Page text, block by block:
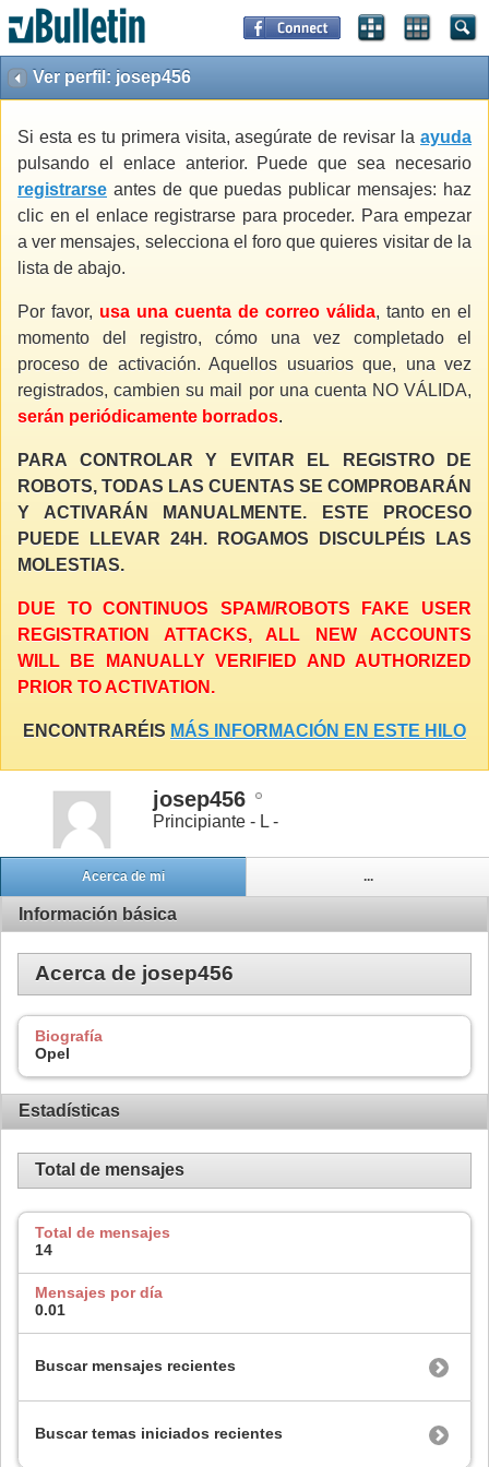
Ver perfil: josep456
Si esta es tu primera visita, asegúrate de revisar la ayuda
pulsando el enlace anterior. Puede que sea necesario
registrarse antes de que puedas publicar mensajes: haz
clic en el enlace registrarse para proceder. Para empezar
a ver mensajes, selecciona el foro que quieres visitar de la
lista de abajo.
Por favor, usa una cuenta de correo válida, tanto en el
momento del registro, cómo una vez completado el
proceso de activación. Aquellos usuarios que, una vez
registrados, cambien su mail por una cuenta NO VÁLIDA,
serán periódicamente borrados.
PARA CONTROLAR Y EVITAR EL REGISTRO DE
ROBOTS, TODAS LAS CUENTAS SE COMPROBARÁN
Y ACTIVARÁN MANUALMENTE. ESTE PROCESO
PUEDE LLEVAR 24H. ROGAMOS DISCULPÉIS LAS
MOLESTIAS.
DUE TO CONTINUOS SPAM/ROBOTS FAKE USER
REGISTRATION ATTACKS, ALL NEW ACCOUNTS
WILL BE MANUALLY VERIFIED AND AUTHORIZED
PRIOR TO ACTIVATION.
ENCONTRARÉIS MÁS INFORMACIÓN EN ESTE HILO
josep456
Principiante - L -
Acerca de mi ...
Información básica
Acerca de josep456
Biografía
Opel
Estadísticas
Total de mensajes
Total de mensajes
14
Mensajes por día
0.01
Buscar mensajes recientes
Buscar temas iniciados recientes